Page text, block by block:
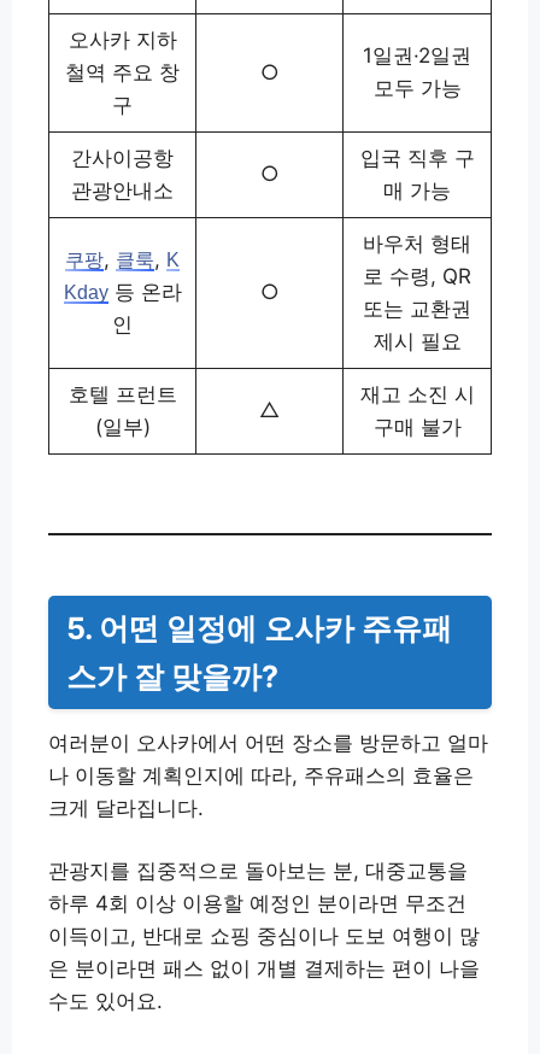
오사카 지하
철역 주요 창
구
○
1일권·2일권
모두 가능
간사이공항
관광안내소
○
입국 직후 구
매 가능
쿠팡, 클룩, K
Kday등 온라
인
○
바우처 형태
로 수령, QR
또는 교환권
제시 필요
호텔 프런트
(일부)
△
재고 소진 시
구매 불가
5. 어떤 일정에 오사카 주유패
스가 잘 맞을까?
여러분이 오사카에서 어떤 장소를 방문하고 얼마
나 이동할 계획인지에 따라, 주유패스의 효율은
크게 달라집니다.
관광지를 집중적으로 돌아보는 분, 대중교통을
하루 4회 이상 이용할 예정인 분이라면 무조건
이득이고, 반대로 쇼핑 중심이나 도보 여행이 많
은 분이라면 패스 없이 개별 결제하는 편이 나을
수도 있어요.